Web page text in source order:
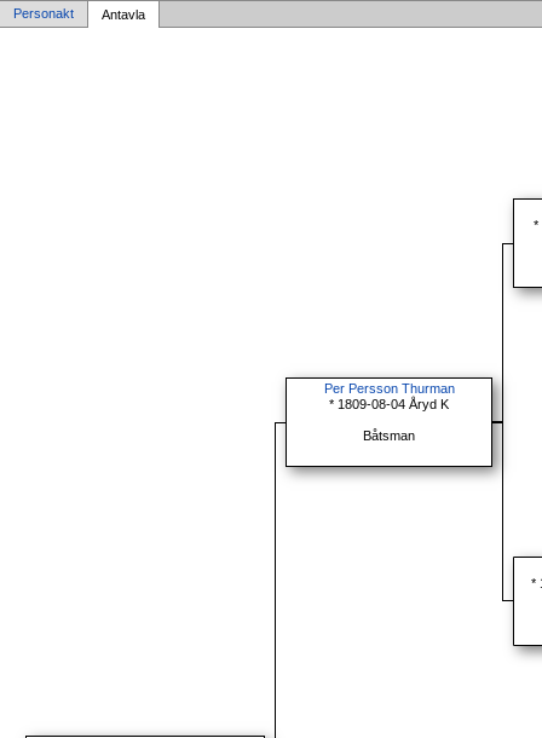
Personakt Antavla
Per Persson Thurman
* 1809-08-04 Åryd K
Båtsman
*
*